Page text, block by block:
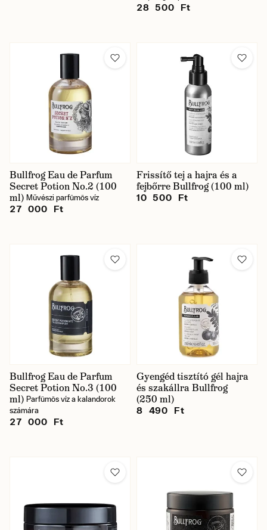
28 500 Ft
Bullfrog Eau de Parfum
Secret Potion No.2 (100
ml) Művészi parfümös víz
27 000 Ft
Frissítő tej a hajra és a
fejbőrre Bullfrog (100 ml)
10 500 Ft
Bullfrog Eau de Parfum
Secret Potion No.3 (100
ml) Parfümös víz a kalandorok
számára
27 000 Ft
Gyengéd tisztító gél hajra
és szakállra Bullfrog
(250 ml)
8 490 Ft